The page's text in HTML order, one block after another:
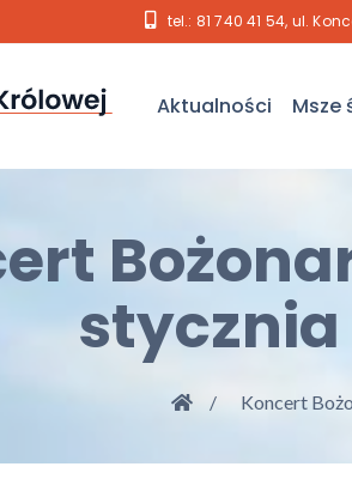
tel.: 81 740 41 54, ul.
Aktualności Msze
stycznia
Koncert